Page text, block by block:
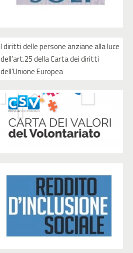
I diritti delle persone anziane alla luce
dell’art.25 della Carta dei diritti
dell’Unione Europea